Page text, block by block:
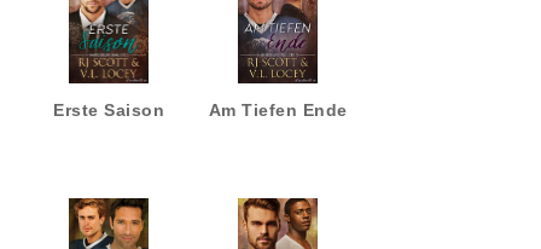
Erste Saison Am Tiefen Ende